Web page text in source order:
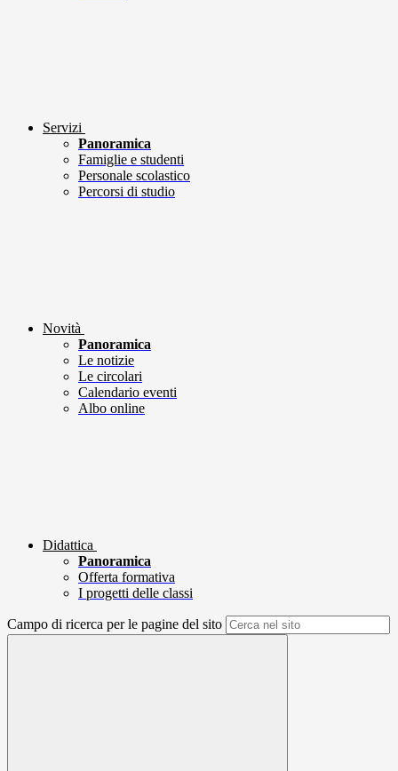
Servizi
Panoramica
Famiglie e studenti
Personale scolastico
Percorsi di studio
Novità
Panoramica
Le notizie
Le circolari
Calendario eventi
Albo online
Didattica
Panoramica
Offerta formativa
I progetti delle classi
Campo di ricerca per le pagine del sito